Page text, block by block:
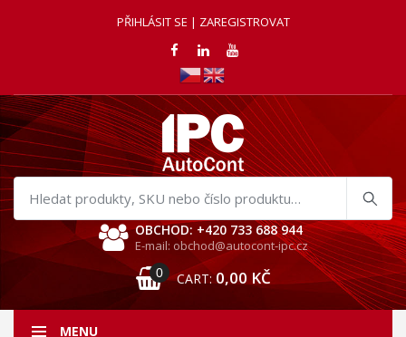
PŘIHLÁSIT SE | ZAREGISTROVAT
Hledat
produkty
OBCHOD: +420 733 688 944
E-mail: obchod@autocont-ipc.cz
0 CART: 0,00 KČ
MENU